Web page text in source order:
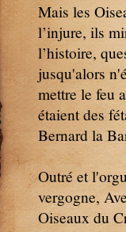
Mais les
l’injure, ils
l’histoire,
jusqu'alors
mettre le feu
étaient des
Bernard la
Outré et
vergogne,
Oiseaux du